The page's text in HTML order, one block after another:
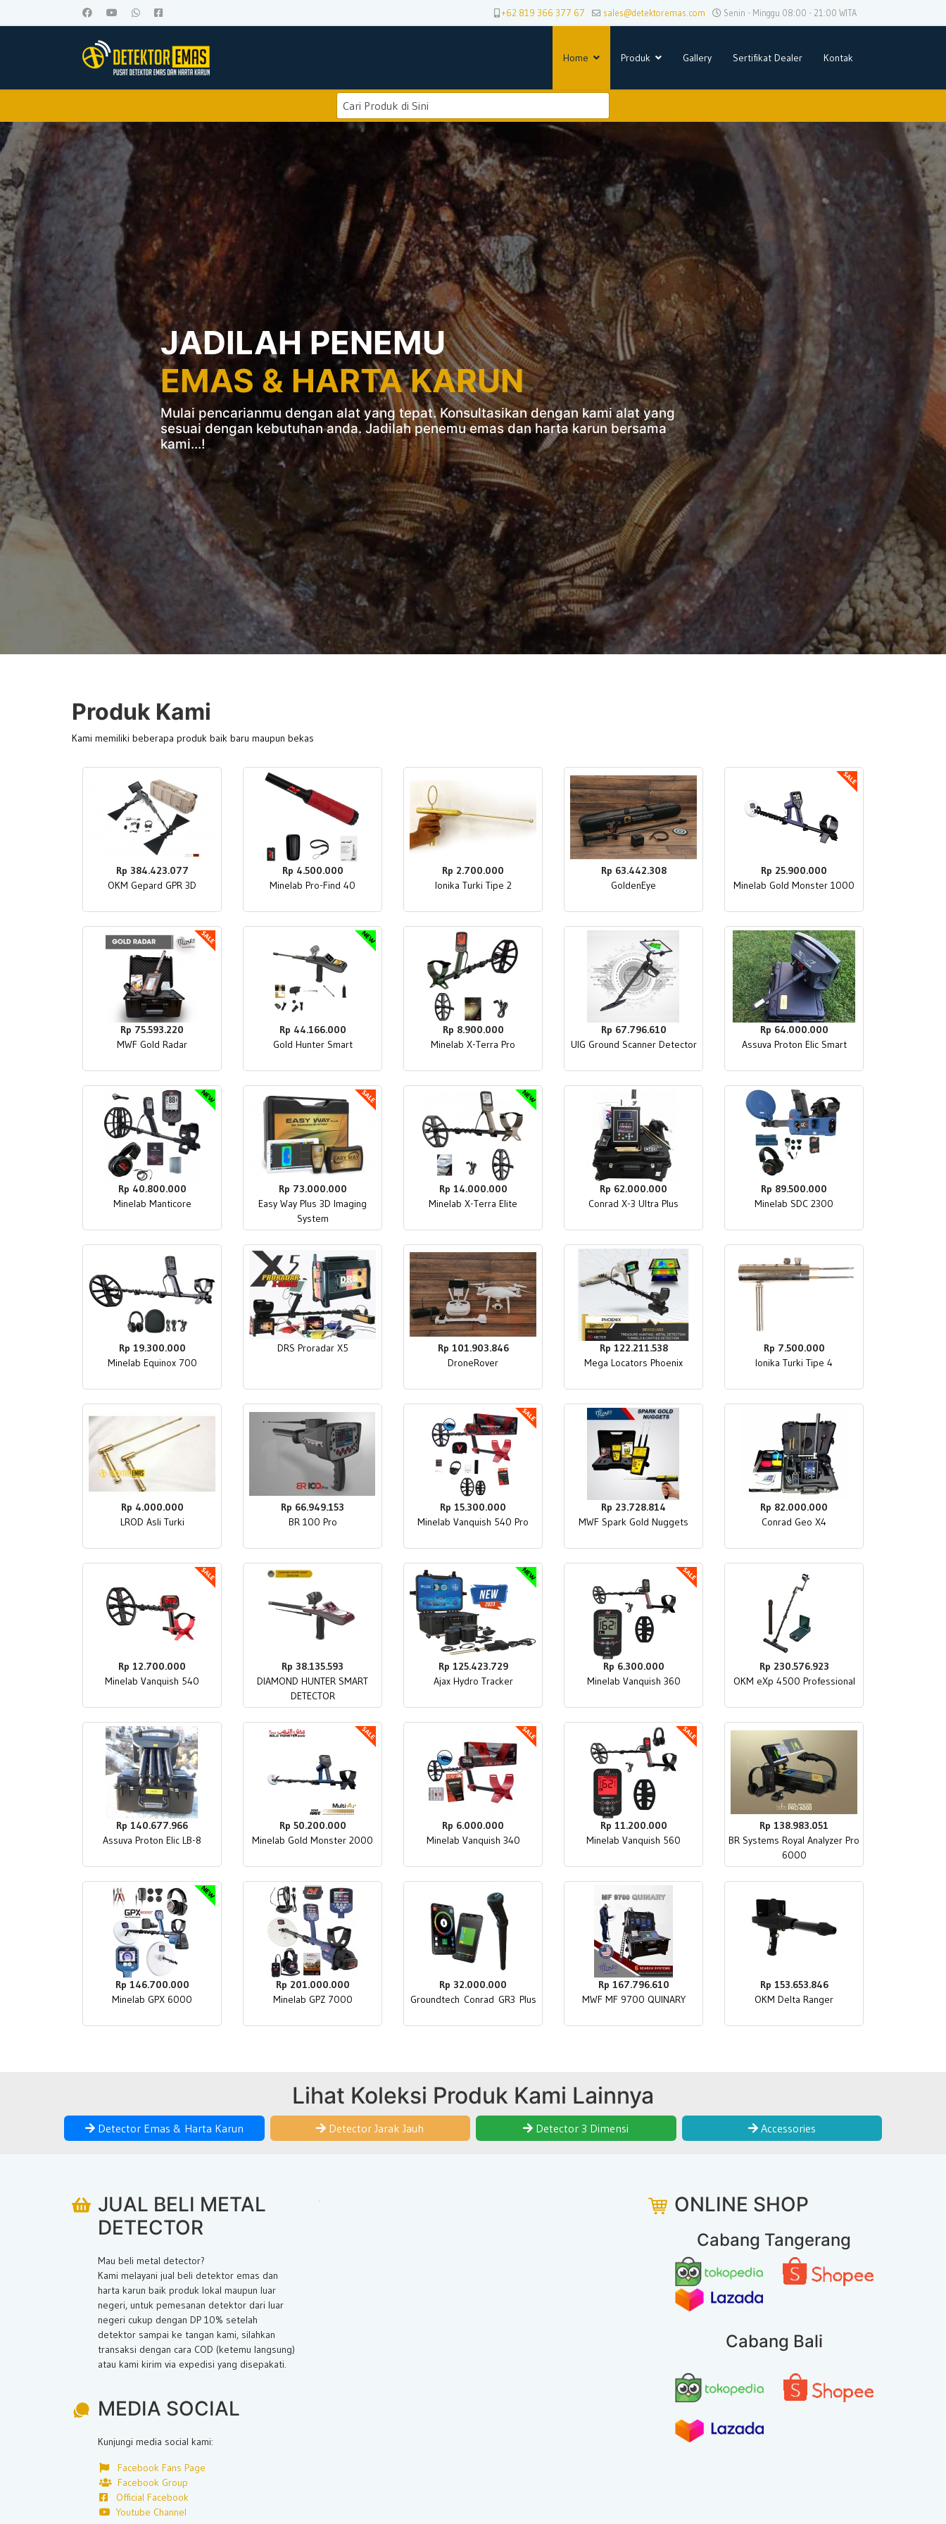
+62 819 366 377 67 sales@detektoremas.com Senin - Minggu 08:00 - 21:00 WITA
Home Produk Gallery Sertifikat Dealer Kontak
JADILAH PENEMU
EMAS & HARTA KARUN
Mulai pencarianmu dengan alat yang tepat. Konsultasikan dengan kami alat yang
sesuai dengan kebutuhan anda. Jadilah penemu emas dan harta karun bersama
kami...!
Produk Kami
Kami memiliki beberapa produk baik baru maupun bekas
Rp 384.423.077
OKM Gepard GPR 3D
Rp 4.500.000
Minelab Pro-Find 40
Rp 2.700.000
Ionika Turki Tipe 2
Rp 63.442.308
GoldenEye
Rp 25.900.000
Minelab Gold Monster 1000
Rp 75.593.220
MWF Gold Radar
Rp 44.166.000
Gold Hunter Smart
Rp 8.900.000
Minelab X-Terra Pro
Rp 67.796.610
UIG Ground Scanner Detector
Rp 64.000.000
Assuva Proton Elic Smart
Rp 40.800.000
Minelab Manticore
Rp 73.000.000
Easy Way Plus 3D Imaging
System
Rp 14.000.000
Minelab X-Terra Elite
Rp 62.000.000
Conrad X-3 Ultra Plus
Rp 89.500.000
Minelab SDC 2300
Rp 19.300.000
Minelab Equinox 700
DRS Proradar X5
Rp 101.903.846
DroneRover
Rp 122.211.538
Mega Locators Phoenix
Rp 7.500.000
Ionika Turki Tipe 4
Rp 4.000.000
LROD Asli Turki
Rp 66.949.153
BR 100 Pro
Rp 15.300.000
Minelab Vanquish 540 Pro
Rp 23.728.814
MWF Spark Gold Nuggets
Rp 82.000.000
Conrad Geo X4
Rp 12.700.000
Minelab Vanquish 540
Rp 38.135.593
DIAMOND HUNTER SMART
DETECTOR
Rp 125.423.729
Ajax Hydro Tracker
Rp 6.300.000
Minelab Vanquish 360
Rp 230.576.923
OKM eXp 4500 Professional
Rp 140.677.966
Assuva Proton Elic LB-8
Rp 50.200.000
Minelab Gold Monster 2000
Rp 6.000.000
Minelab Vanquish 340
Rp 11.200.000
Minelab Vanquish 560
Rp 138.983.051
BR Systems Royal Analyzer Pro
6000
Rp 146.700.000
Minelab GPX 6000
Rp 201.000.000
Minelab GPZ 7000
Rp 32.000.000
Groundtech Conrad GR3 Plus
Rp 167.796.610
MWF MF 9700 QUINARY
Rp 153.653.846
OKM Delta Ranger
Lihat Koleksi Produk Kami Lainnya
Detector Emas & Harta Karun Detector Jarak Jauh Detector 3 Dimensi Accessories
JUAL BELI METAL
DETECTOR
Mau beli metal detector?
Kami melayani jual beli detektor emas dan
harta karun baik produk lokal maupun luar
negeri, untuk pemesanan detektor dari luar
negeri cukup dengan DP 10% setelah
detektor sampai ke tangan kami, silahkan
transaksi dengan cara COD (ketemu langsung)
atau kami kirim via expedisi yang disepakati.
MEDIA SOCIAL
Kunjungi media social kami:
Facebook Fans Page
Facebook Group
Official Facebook
Youtube Channel
ONLINE SHOP
Cabang Tangerang
Cabang Bali